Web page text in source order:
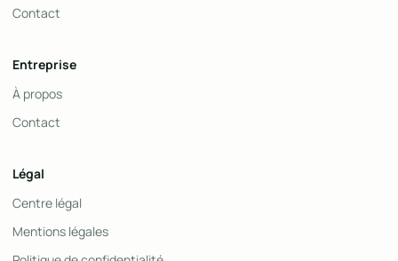
Contact
Entreprise
À propos
Contact
Légal
Centre légal
Mentions légales